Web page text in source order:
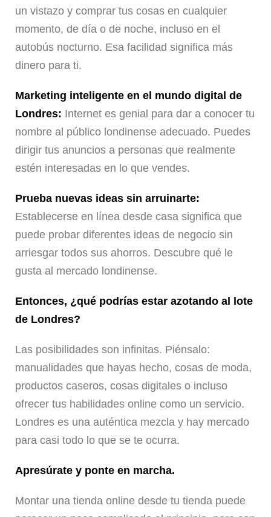
un vistazo y comprar tus cosas en cualquier
momento, de día o de noche, incluso en el
autobús nocturno. Esa facilidad significa más
dinero para ti.
Marketing inteligente en el mundo digital de
Londres: Internet es genial para dar a conocer tu
nombre al público londinense adecuado. Puedes
dirigir tus anuncios a personas que realmente
estén interesadas en lo que vendes.
Prueba nuevas ideas sin arruinarte:
Establecerse en línea desde casa significa que
puede probar diferentes ideas de negocio sin
arriesgar todos sus ahorros. Descubre qué le
gusta al mercado londinense.
Entonces, ¿qué podrías estar azotando al lote
de Londres?
Las posibilidades son infinitas. Piénsalo:
manualidades que hayas hecho, cosas de moda,
productos caseros, cosas digitales o incluso
ofrecer tus habilidades online como un servicio.
Londres es una auténtica mezcla y hay mercado
para casi todo lo que se te ocurra.
Apresúrate y ponte en marcha.
Montar una tienda online desde tu tienda puede